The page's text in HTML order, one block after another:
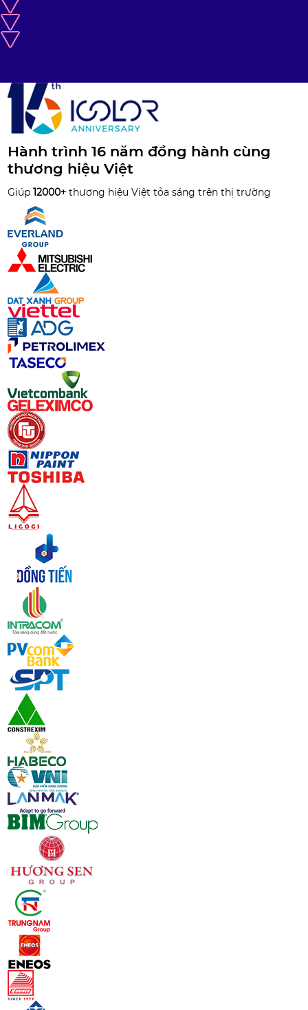
Hành trình 16 năm đồng hành cùng
thương hiệu Việt
Giúp12000+ thương hiệu Việt tỏa sáng trên thị trường